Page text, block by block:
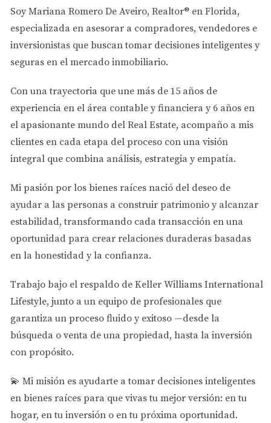
una propiedad antes de deducir cualquier gasto. Es
esencial porque te da una idea clara del potencial de
ingresos que puedes esperar. Para calcularla,
simplemente suma todos los alquileres anuales que
Ejemplo: Si tienes un apartamento que alquilas por
$1,500 al mes, tu renta bruta anual sería $18,000.
Consideraciones: No olvides incluir otros posibles
ingresos, como tarifas por estacionamiento o
servicios adicionales.
Tasa de Capitalización
La tasa de capitalización, o "cap rate", es otro indicador
crucial. Este porcentaje te ayuda a evaluar la
rentabilidad de una propiedad en relación con su precio.
Se calcula dividiendo el ingreso operativo neto (renta
compra de la propiedad. Una tasa de capitalización alta
indica una buena oportunidad de inversión.
“Una tasa de capitalización del 8% o más
suele considerarse atractiva en el mercado
Flujo de Caja
El flujo de caja se refiere a la cantidad de dinero que
Soy Mariana Romero De Aveiro, Realtor® en Florida,
especializada en asesorar a compradores, vendedores e
inversionistas que buscan tomar decisiones inteligentes y
seguras en el mercado inmobiliario.
Con una trayectoria que une más de 15 años de
experiencia en el área contable y financiera y 6 años en
el apasionante mundo del Real Estate, acompaño a mis
clientes en cada etapa del proceso con una visión
integral que combina análisis, estrategia y empatía.
Mi pasión por los bienes raíces nació del deseo de
ayudar a las personas a construir patrimonio y alcanzar
estabilidad, transformando cada transacción en una
oportunidad para crear relaciones duraderas basadas
en la honestidad y la confianza.
Trabajo bajo el respaldo de Keller Williams International
Lifestyle, junto a un equipo de profesionales que
garantiza un proceso fluido y exitoso —desde la
búsqueda o venta de una propiedad, hasta la inversión
con propósito.
💫 Mi misión es ayudarte a tomar decisiones inteligentes
en bienes raíces para que vivas tu mejor versión: en tu
hogar, en tu inversión o en tu próxima oportunidad.